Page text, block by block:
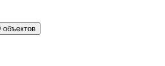
объектов